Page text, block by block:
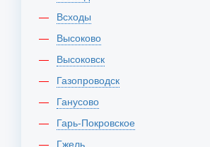
Всходы
Высоково
Высоковск
Газопроводск
Ганусово
Гарь-Покровское
Гжель